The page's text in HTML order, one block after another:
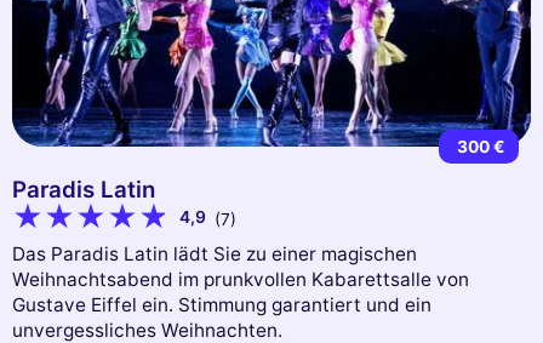
300 €
Paradis Latin
4,9 (7)
Das Paradis Latin lädt Sie zu einer magischen
Weihnachtsabend im prunkvollen Kabarettsalle von
Gustave Eiffel ein. Stimmung garantiert und ein
unvergessliches Weihnachten.